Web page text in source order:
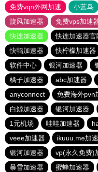
免费vqn外网加速
小蓝鸟
旋风加速器
免费vps加速
快连加速器
快连加速器官
快鸭加速器
快柠檬加速器
软件中心
银河加速器
橘子加速器
abc加速器
anyconnect
免费海外pvn
白鲸加速器
银河加速器
1元机场
哇哇加速器
veee加速器
ikuuu.me加
银河加速器
vp(永久免费)
暴雪加速器
蜜蜂加速器